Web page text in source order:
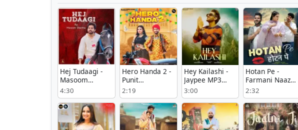
Hej Tudaagi -
Masoom
Sharma Listen
Or Download
4:30
Hero Handa 2 -
Punit
Choudhary Song
Download Mp3
2:19
Hey Kailashi -
Jaypee MP3
Song Download
3:00
Hotan Pe -
Farmani Naaz
Mp3 Song
Download Now
2:32